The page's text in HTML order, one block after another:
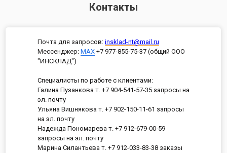
Контакты
Почта для запросов: insklad-nt@mail.ru
Мессенджер: MAX +7 977-855-75-37 (общий ООО
"ИНСКЛАД")
Специалисты по работе с клиентами:
Галина Пузанкова т. +7 904-541-57-35 запросы на
эл. почту
Ульяна Вишнякова т. +7 902-150-11-61 запросы
на эл. почту
Надежда Пономарева т. +7 912-679-00-59
запросы на эл. почту
Марина Силантьева т. +7 912-033-83-38 заказы